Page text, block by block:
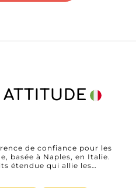
ATTITUDE
de confiance pour les
basée à Naples, en Italie.
étendue qui allie les